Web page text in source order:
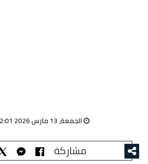
الجمعة، 13 مارس 2026 02:01 ص
مشاركة